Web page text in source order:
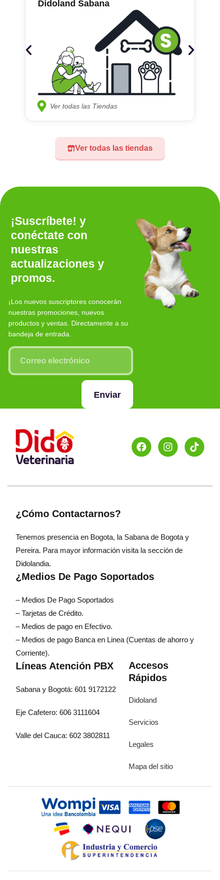
Ver todas las tiendas
Didoland Sabana
Ver todas las Tiendas
¡Suscríbete! y
conéctate con
nuestras
actualizaciones y
promos.
¡Los nuevos suscriptores conocerán
nuestras promociones, nuevos
productos y ventas. Directamente a su
bandeja de entrada.
Enviar
¿Cómo Contactarnos?
Tenemos presencia en Bogota, la Sabana de Bogota y
Pereira. Para mayor información visita la sección de
Didolandia.
¿Medios De Pago Soportados
– Medios De Pago Soportados
– Tarjetas de Crédito.
– Medios de pago en Efectivo.
– Medios de pago Banca en Linea (Cuentas de ahorro y
Corriente).
Líneas Atención PBX
Sabana y Bogotá: 601 9172122
Eje Cafetero: 606 3111604
Valle del Cauca: 602 3802811
Accesos
Rápidos
Didoland
Servicios
Legales
Mapa del sitio